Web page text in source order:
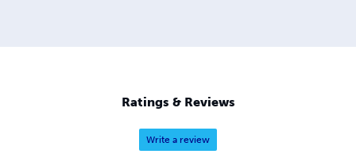
Ratings & Reviews
Write a review